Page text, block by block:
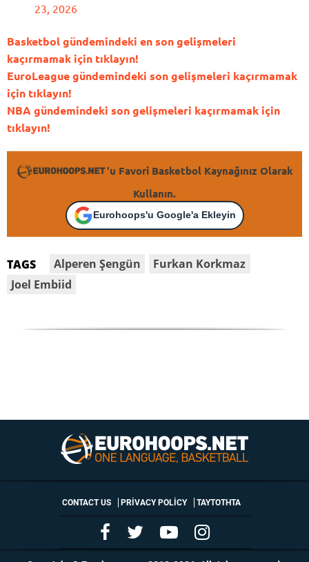
23, 2026
Basketbol gündemindeki en son gelişmeleri
kaçırmamak için tıklayın!
EuroLeague gündemindeki son gelişmeleri kaçırmamak
için tıklayın!
NBA gündemindeki son gelişmeleri kaçırmamak için
tıklayın!
'u Favori Basketbol Kaynağınız Olarak
Kullanın.
Eurohoops'u Google'a Ekleyin
TAGS Alperen Şengün
Furkan Korkmaz
Joel Embiid
CONTACT US PRIVACY POLICY ΤΑΥΤΟΤΗΤΑ